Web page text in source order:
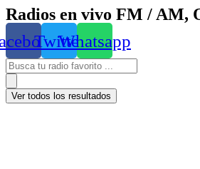
Radios en vivo FM / AM,
TwitterWhatsapp
Ver todos los resultados